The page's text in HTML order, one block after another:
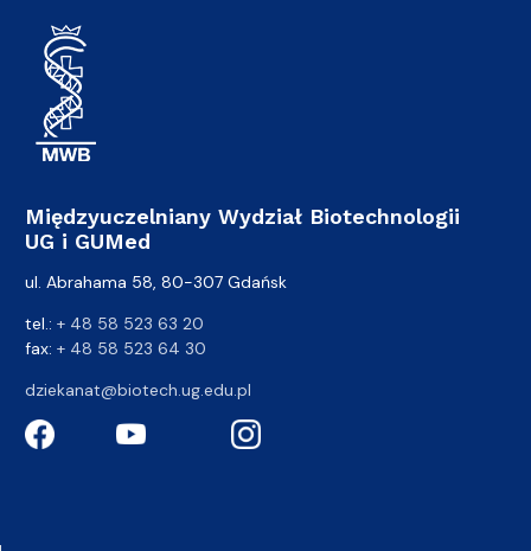
Międzyuczelniany Wydział Biotechnologii
UG i GUMed
ul. Abrahama 58, 80-307 Gdańsk
tel.: + 48 58 523 63 20
fax: + 48 58 523 64 30
dziekanat@biotech.ug.edu.pl